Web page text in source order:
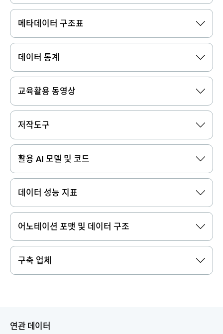
메타데이터 구조표
데이터 통계
교육활용 동영상
저작도구
활용 AI 모델 및 코드
데이터 성능 지표
어노테이션 포맷 및 데이터 구조
구축 업체
연관 데이터